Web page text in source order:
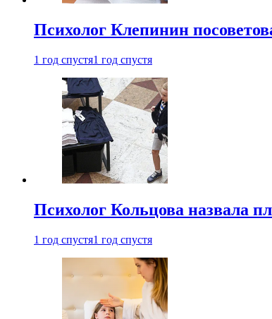
Психолог Клепинин
1 год спустя1 год спустя
Психолог Кольцова назвала
1 год спустя1 год спустя